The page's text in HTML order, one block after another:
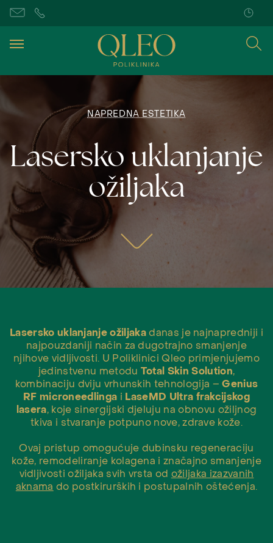
NAPREDNA ESTETIKA
Lasersko uklanjanje
ožiljaka
Lasersko uklanjanje ožiljakadanas je najnapredniji i
najpouzdaniji način za dugotrajno smanjenje
njihove vidljivosti. U Poliklinici Qleo primjenjujemo
jedinstvenu metodu Total Skin Solution,
kombinaciju dviju vrhunskih tehnologija –Genius
RF microneedlinga i LaseMD Ultra frakcijskog
lasera, koje sinergijski djeluju na obnovu ožiljnog
tkiva i stvaranje potpuno nove, zdrave kože.
Ovaj pristup omogućuje dubinsku regeneraciju
kože, remodeliranje kolagena i značajno smanjenje
vidljivosti ožiljaka svih vrsta od ožiljaka izazvanih
aknama do postkirurških i postupalnih oštećenja.